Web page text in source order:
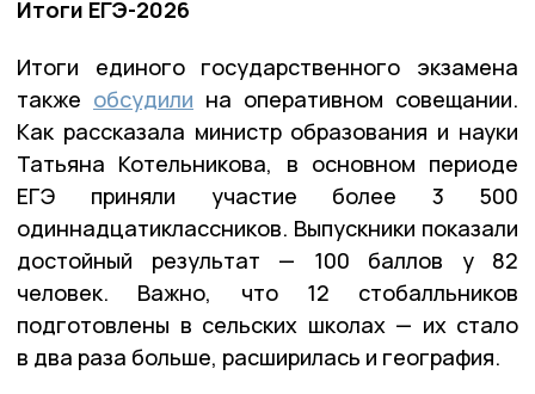
Итоги ЕГЭ-2026
Итоги единого государственного экзамена
также обсудили на оперативном совещании.
Как рассказала министр образования и науки
Татьяна Котельникова, в основном периоде
ЕГЭ приняли участие более 3 500
одиннадцатиклассников. Выпускники показали
достойный результат — 100 баллов у 82
человек. Важно, что 12 стобалльников
подготовлены в сельских школах — их стало
в два раза больше, расширилась и география.